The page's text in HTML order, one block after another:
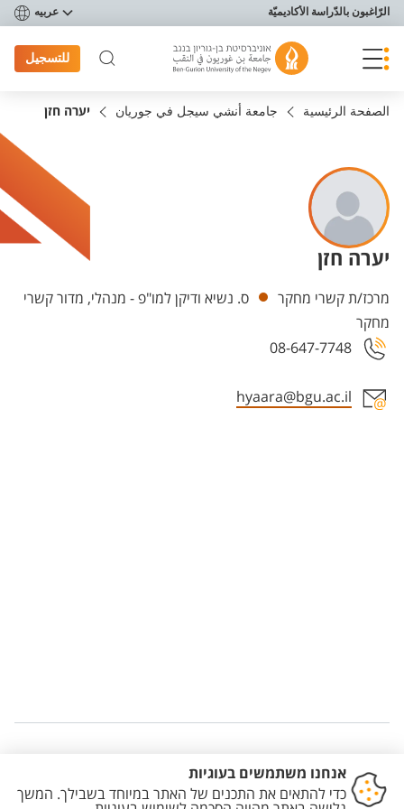
תפריט נגישות
الرّاغبون بالدّراسة الأكاديميّة عربيه
للتسجيل
الصفحة الرئيسية جامعة أنشي سيجل في جوريان יערה חזן
יערה חזן
Departments
מרכז/ת קשרי מחקר
ס. נשיא ודיקן למו"פ - מנהלי, מדור קשרי
מחקר
08-647-7748
hyaara@bgu.ac.il